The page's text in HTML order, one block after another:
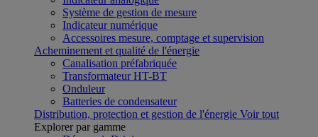
Système de gestion de mesure
Indicateur numérique
Accessoires mesure, comptage et supervision
Acheminement et qualité de l'énergie
Canalisation préfabriquée
Transformateur HT-BT
Onduleur
Batteries de condensateur
Distribution, protection et gestion de l'énergie Voir tout
Explorer par gamme